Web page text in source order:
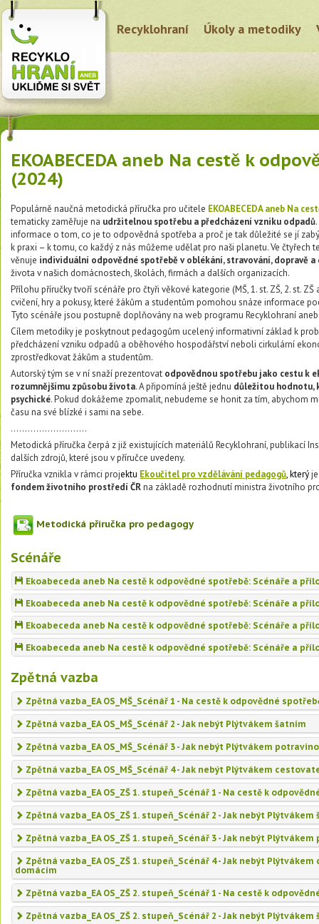
Recyklohraní Úkoly a metodiky
EKOABECEDA aneb Na cestě k
(2024)
Populárně naučná metodická příručka pro učitele EKOABECEDA aneb Na
tematicky zaměřuje na udržitelnou spotřebu a předcházení vzniku odpadů
informace o tom, co je to odpovědná spotřeba a proč je tak důležité se jí
k praxi – k tomu, co každý z nás můžeme udělat pro naši planetu. Ve čtyřech
věnuje individuální odpovědné spotřebě v oblékání, stravování, dopravě a
života v našich domácnostech, školách, firmách a dalších organizacích.
Přílohu příručky tvoří scénáře pro čtyři věkové kategorie (MŠ, 1. st. ZŠ, 2. st.
cvičení, hry a pokusy, které žákům a studentům pomohou snáze informace
Tyto scénáře jsou postupně doplňovány na web programu Recyklohraní
Cílem metodiky je poskytnout pedagogům ucelený informativní základ k
předcházení vzniku odpadů a oběhového hospodářství neboli cirkulární
zprostředkovat žákům a studentům.
Autorský tým se v ní snaží prezentovat odpovědnou spotřebu jako cestu k
rozumnějšímu způsobu života. A připomíná ještě jednu důležitou hodnotu,
psychické. Pokud dokážeme zpomalit, nebudeme se honit za tím, abychom
času na své blízké i sami na sebe.
...........................
Metodická příručka čerpá z již existujících materiálů Recyklohraní, publikací
dalších zdrojů, které jsou v příručce uvedeny.
Příručka vznikla v rámci projektu Ekoučitel pro vzdělávání pedagogů, který
fondem životního prostředí ČRna základě rozhodnutí ministra životního
Metodická příručka pro pedagogy
Scénáře
Ekoabeceda aneb Na cestě k odpovědné spotřebě: Scénáře a
Ekoabeceda aneb Na cestě k odpovědné spotřebě: Scénáře a
Ekoabeceda aneb Na cestě k odpovědné spotřebě: Scénáře a
Ekoabeceda aneb Na cestě k odpovědné spotřebě: Scénáře a
Zpětná vazba
Zpětná vazba_EA OS_MŠ_Scénář 1 - Na cestě k odpovědné
Zpětná vazba_EA OS_MŠ_Scénář 2 - Jak nebýt Plýtvákem šatním
Zpětná vazba_EA OS_MŠ_Scénář 3 - Jak nebýt Plýtvákem
Zpětná vazba_EA OS_MŠ_Scénář 4 - Jak nebýt Plýtvákem
Zpětná vazba_EA OS_ZŠ 1. stupeň_Scénář 1 - Na cestě k
Zpětná vazba_EA OS_ZŠ 1. stupeň_Scénář 2 - Jak nebýt
Zpětná vazba_EA OS_ZŠ 1. stupeň_Scénář 3 - Jak nebýt
Zpětná vazba_EA OS_ZŠ 1. stupeň_Scénář 4 - Jak nebýt
domácím
Zpětná vazba_EA OS_ZŠ 2. stupeň_Scénář 1 - Na cestě k
Zpětná vazba_EA OS_ZŠ 2. stupeň_Scénář 2 - Jak nebýt